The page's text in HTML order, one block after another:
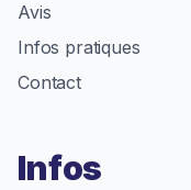
Avis
Infos pratiques
Contact
Infos